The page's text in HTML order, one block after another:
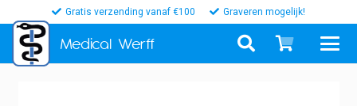
Gratis verzending vanaf €100 Graveren mogelijk!
Medical Werff